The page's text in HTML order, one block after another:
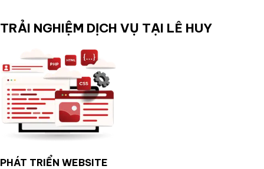
TRẢI NGHIỆM DỊCH VỤ TẠI LÊ HUY
PHÁT TRIỂN WEBSITE